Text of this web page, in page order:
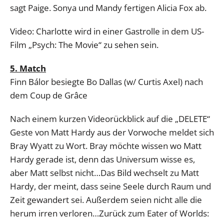
sagt Paige. Sonya und Mandy fertigen Alicia Fox ab.
Video: Charlotte wird in einer Gastrolle in dem US-
Film „Psych: The Movie“ zu sehen sein.
5. Match
Finn Bálor besiegte Bo Dallas (w/ Curtis Axel) nach
dem Coup de Grâce
Nach einem kurzen Videorückblick auf die „DELETE“
Geste von Matt Hardy aus der Vorwoche meldet sich
Bray Wyatt zu Wort. Bray möchte wissen wo Matt
Hardy gerade ist, denn das Universum wisse es,
aber Matt selbst nicht…Das Bild wechselt zu Matt
Hardy, der meint, dass seine Seele durch Raum und
Zeit gewandert sei. Außerdem seien nicht alle die
herum irren verloren…Zurück zum Eater of Worlds: